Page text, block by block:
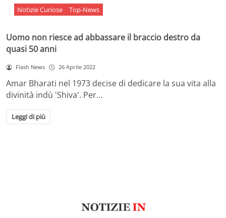
Notizie Curiose Top-News
Uomo non riesce ad abbassare il braccio destro da
quasi 50 anni
Flash News 26 Aprile 2022
Amar Bharati nel 1973 decise di dedicare la sua vita alla
divinità indù 'Shiva'. Per…
Leggi di più